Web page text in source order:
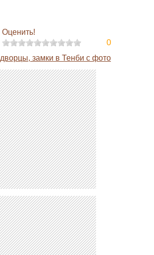
Оценить!
0
дворцы, замки в Тенби с фото